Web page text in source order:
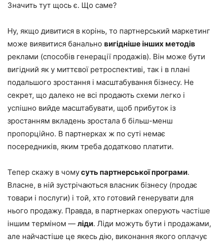
Значить тут щось є. Що саме?
Ну, якщо дивитися в корінь, то партнерський маркетинг
може виявитися банально вигідніше інших методів
реклами (способів генерації продажів). Він може бути
вигідний як у миттєвої ретроспективі, так і в плані
подальшого зростання і масштабування бізнесу. Не
секрет, що далеко не всі продають схеми легко і
успішно вийде масштабувати, щоб прибуток із
зростанням вкладень зростала б більш-менш
пропорційно. В партнерках ж по суті немає
посередників, яким треба додатково платити.
Тепер скажу в чомусуть партнерської програми.
Власне, в ній зустрічаються власник бізнесу (продає
товари і послуги) і той, хто готовий генерувати для
нього продажу. Правда, в партнерках оперують частіше
іншим терміном — ліди. Ліди можуть бути і продажами,
але найчастіше це якесь дію, виконання якого оплачує